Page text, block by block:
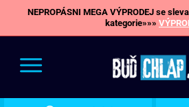
NEPROPÁSNI MEGA VÝPRODEJ se
kategorie»»»